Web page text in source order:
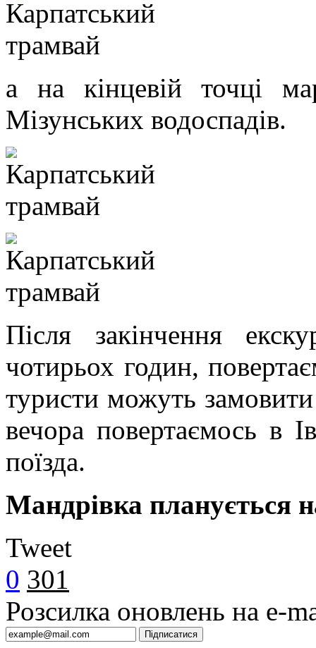
а на кінцевій точці
Мізунських водоспадів.
Після закінчення
чотирьох годин,
туристи можуть замовити
вечора повертаємось в
поїзда.
Мандрівка планується
Tweet
0 301
Розсилка оновлень на e-